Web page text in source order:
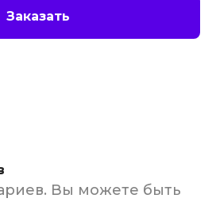
Заказать
Вы можете быть